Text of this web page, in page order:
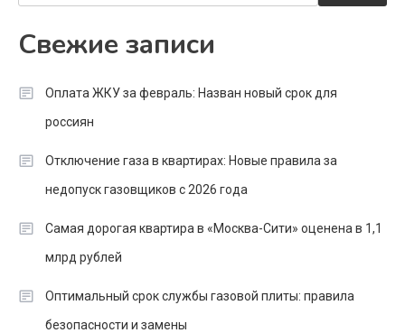
Свежие записи
Оплата ЖКУ за февраль: Назван новый срок для
россиян
Отключение газа в квартирах: Новые правила за
недопуск газовщиков с 2026 года
Самая дорогая квартира в «Москва-Сити» оценена в 1,1
млрд рублей
Оптимальный срок службы газовой плиты: правила
безопасности и замены